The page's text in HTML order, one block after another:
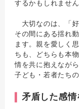
するかもしれません
大切なのは、「好
その間にある揺れ
ます。親を愛しく
ちも、どちらも本
情を共に抱えなが
子ども・若者たち
矛盾した感